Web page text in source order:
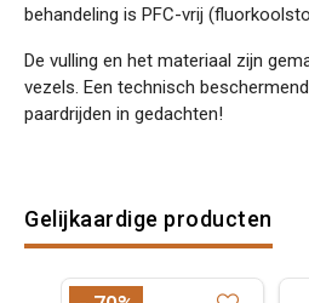
behandeling is PFC-vrij
De vulling en het materiaal zijn
vezels. Een technisch
paardrijden in gedachten!
Gelijkaardige producten